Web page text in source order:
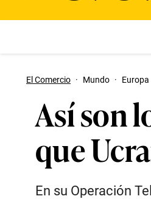
El Comercio · Mundo · Europa
Así son
que
En su Operación